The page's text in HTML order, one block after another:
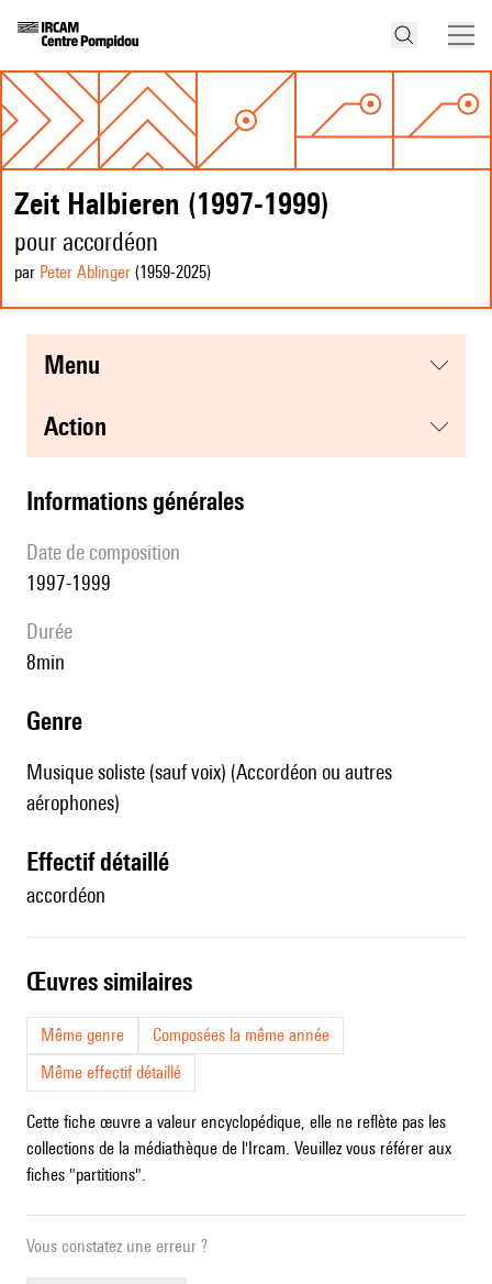
Zeit Halbieren (1997-1999)
pour accordéon
par Peter Ablinger (1959-2025)
menu
action
informations générales
date de composition
1997-1999
durée
8min
genre
Musique soliste (sauf voix) (Accordéon ou autres
aérophones)
effectif détaillé
accordéon
œuvres similaires
Même genre
Composées la même année
Même effectif détaillé
Cette fiche œuvre a valeur encyclopédique, elle ne reflète pas les
collections de la médiathèque de l'Ircam. Veuillez vous référer aux
fiches "partitions".
Vous constatez une erreur ?